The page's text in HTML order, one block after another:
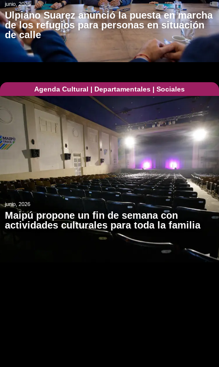
junio, 2026
Ulpiano Suarez anunció la puesta en marcha
de los refugios para personas en situación
de calle
Agenda Cultural | Departamentales | Sociales
junio, 2026
Maipú propone un fin de semana con
actividades culturales para toda la familia